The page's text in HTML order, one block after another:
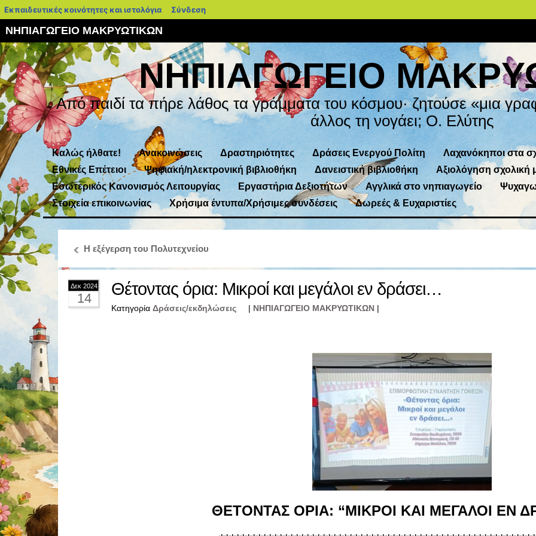
Εκπαιδευτικές κοινότητες και ιστολόγια blogs.sch.gr
Σύνδεση
ΝΗΠΙΑΓΩΓΕΙΟ ΜΑΚΡΥΩΤΙΚΩΝ
ΝΗΠΙΑΓΩΓΕΙΟ
Από παιδί τα πήρε λάθος τα γράμματα του κόσμου· ζητούσε «μια
άλλος τη νογάει; Ο. Ελύτης
Καλώς ήλθατε! Ανακοινώσεις Δραστηριότητες Δράσεις Ενεργού Πολίτη Λαχανόκηποι στα
Εθνικές Επέτειοι
Ψηφιακή/ηλεκτρονική βιβλιοθήκη Δανειστική βιβλιοθήκη Αξιολόγηση σχολική
Εσωτερικός Κανονισμός Λειτουργίας
Εργαστήρια Δεξιοτήτων Αγγλικά στο νηπιαγωγείο
Στοιχεία επικοινωνίας
Χρήσιμα έντυπα/Χρήσιμες συνδέσεις Δωρεές & Ευχαριστίες
Η εξέγερση του Πολυτεχνείου
Δεκ 2024
14 Θέτοντας όρια: Μικροί και μεγάλοι εν δράσει…
Κατηγορία Δράσεις/εκδηλώσεις | ΝΗΠΙΑΓΩΓΕΙΟ ΜΑΚΡΥΩΤΙΚΩΝ |
ΘΕΤΟΝΤΑΣ ΟΡΙΑ: “ΜΙΚΡΟΙ ΚΑΙ ΜΕΓΑΛΟΙ ΕΝ